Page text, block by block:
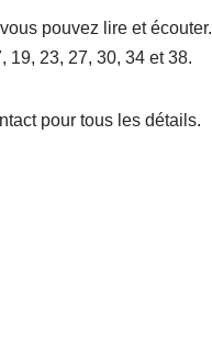
pouvez lire et écouter.
19, 23, 27, 30, 34 et 38.
pour tous les détails.